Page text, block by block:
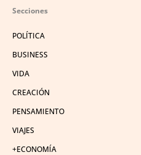
Secciones
POLÍTICA
BUSINESS
VIDA
CREACIÓN
PENSAMIENTO
VIAJES
+ECONOMÍA